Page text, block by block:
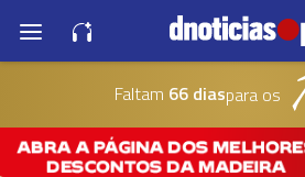
Faltam 66 diaspara os